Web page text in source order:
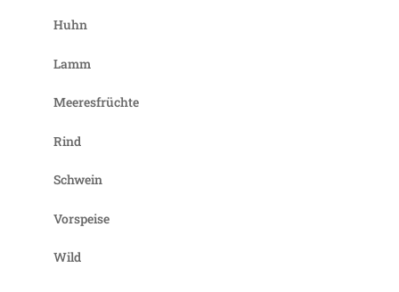
Huhn
Lamm
Meeresfrüchte
Rind
Schwein
Vorspeise
Wild